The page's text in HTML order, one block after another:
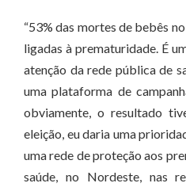
“53% das mortes de bebês
ligadas à prematuridade. É
atenção da rede pública de
uma plataforma de
obviamente, o resultado
eleição, eu daria uma
uma rede de proteção aos
saúde, no Nordeste, nas